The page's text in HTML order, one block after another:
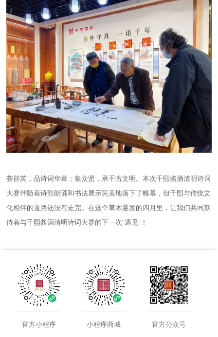
荟群英，品诗词华章；集众贤，承千古文明。本次千熙酱酒清明诗词
大赛伴随着诗歌朗诵和书法展示完美地落下了帷幕，但千熙与传统文
化相伴的道路还没有走完。在这个草木蔓发的四月里，让我们共同期
待着与千熙酱酒清明诗词大赛的下一次“遇见”！
官方小程序 小程序商城 官方公众号